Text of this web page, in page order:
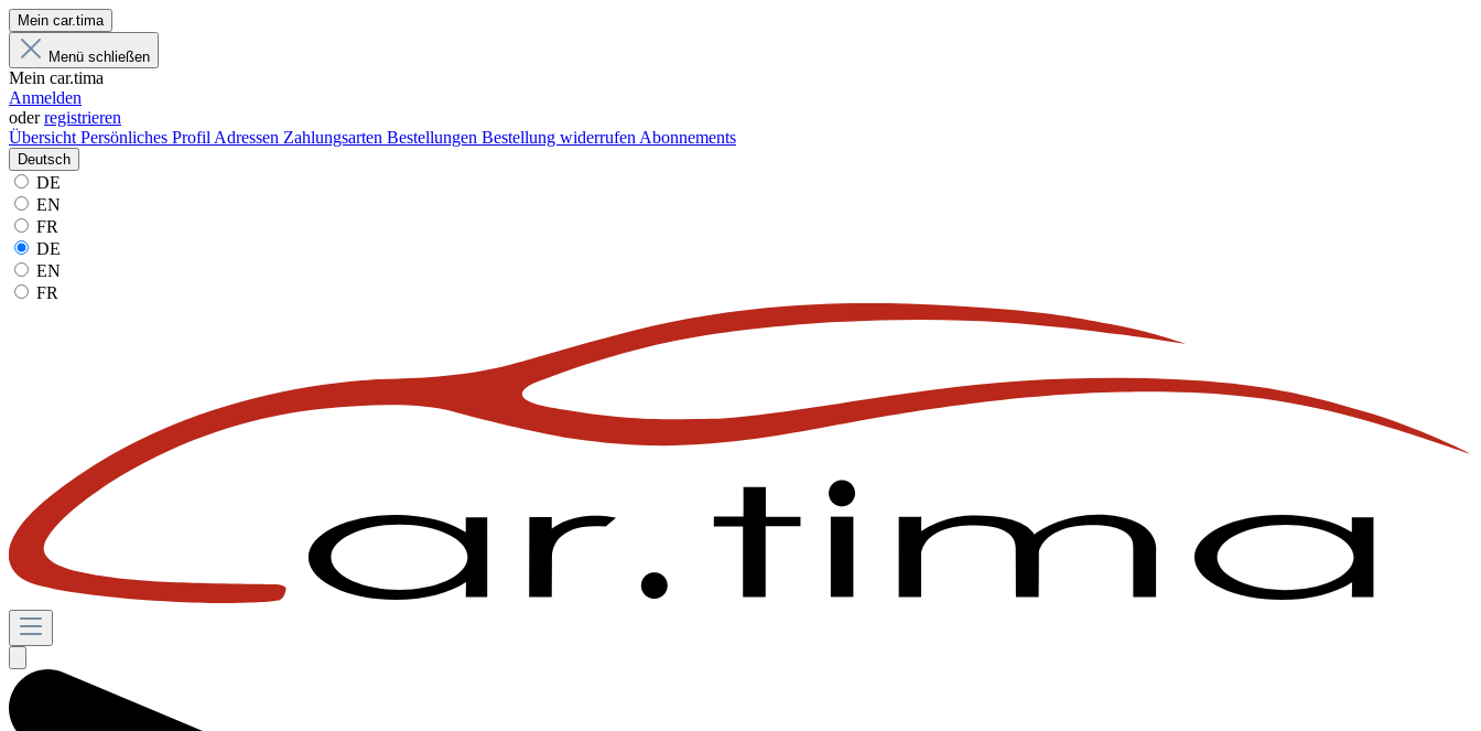
Mein car.tima
Menü schließen
Mein car.tima
Anmelden
oderregistrieren
Übersicht Persönliches Profil Adressen Zahlungsarten Bestellungen Bestellung widerrufen Abonnements
Deutsch
DE
EN
FR
DE
EN
FR